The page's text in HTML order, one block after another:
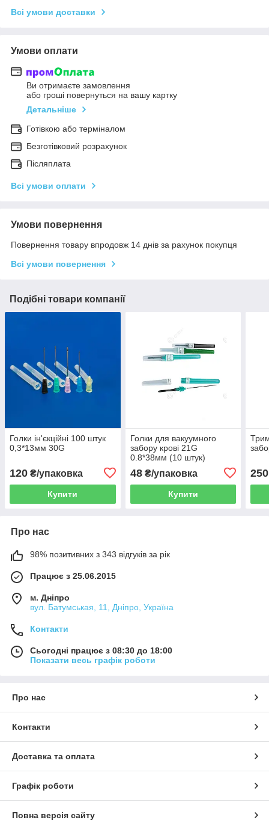
Всі умови доставки
Умови оплати
Ви отримаєте замовлення
або гроші повернуться на вашу картку
Детальніше
Готівкою або терміналом
Безготівковий розрахунок
Післяплата
Всі умови оплати
Умови повернення
Повернення товару впродовж 14 днів за рахунок покупця
Всі умови повернення
Подібні товари компанії
Голки ін'єкційні 100 штук
0,3*13мм 30G
120 ₴/упаковка
Купити
Голки для вакуумного
забору крові 21G
0.8*38мм (10 штук)
48₴/упаковка
Купити
250
Про нас
98% позитивних з 343 відгуків за рік
Працює з 25.06.2015
м. Дніпро
вул. Батумськая, 11, Дніпро, Україна
Контакти
Сьогодні працює з 08:30 до 18:00
Показати весь графік роботи
Про нас
Контакти
Доставка та оплата
Графік роботи
Повна версія сайту